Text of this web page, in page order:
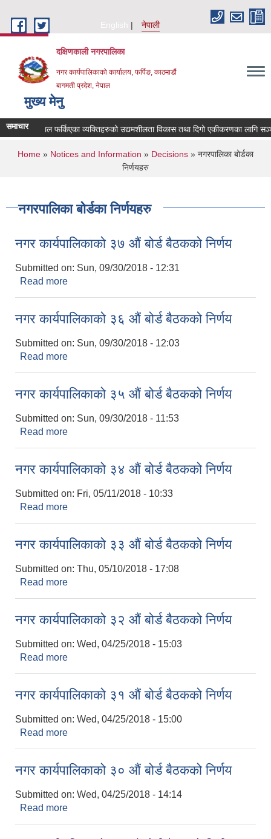
English
नेपाली
दक्षिणकाली नगरपालिका
नगर कार्यपालिकाको कार्यालय, फर्पिङ, काठमाडौं
बागमती प्रदेश, नेपाल
मुख्य मेनु
समाचार
काम गरी नेपाल फर्किएका व्यक्तिहरुको उद्यमशीलता विकास तथा दिगो एकीकरणका
You are here
Home » Notices and Information » Decisions » नगरपालिका बोर्डका
निर्णयहरु
नगरपालिका बोर्डका निर्णयहरु
नगर कार्यपालिकाको ३७ औं बोर्ड बैठकको निर्णय
Submitted on: Sun, 09/30/2018 - 12:31
Read more
नगर कार्यपालिकाको ३६ औं बोर्ड बैठकको निर्णय
Submitted on: Sun, 09/30/2018 - 12:03
Read more
नगर कार्यपालिकाको ३५ औं बोर्ड बैठकको निर्णय
Submitted on: Sun, 09/30/2018 - 11:53
Read more
नगर कार्यपालिकाको ३४ औं बोर्ड बैठकको निर्णय
Submitted on: Fri, 05/11/2018 - 10:33
Read more
नगर कार्यपालिकाको ३३ औं बोर्ड बैठकको निर्णय
Submitted on: Thu, 05/10/2018 - 17:08
Read more
नगर कार्यपालिकाको ३२ औं बोर्ड बैठकको निर्णय
Submitted on: Wed, 04/25/2018 - 15:03
Read more
नगर कार्यपालिकाको ३१ औं बोर्ड बैठकको निर्णय
Submitted on: Wed, 04/25/2018 - 15:00
Read more
नगर कार्यपालिकाको ३० औं बोर्ड बैठकको निर्णय
Submitted on: Wed, 04/25/2018 - 14:14
Read more